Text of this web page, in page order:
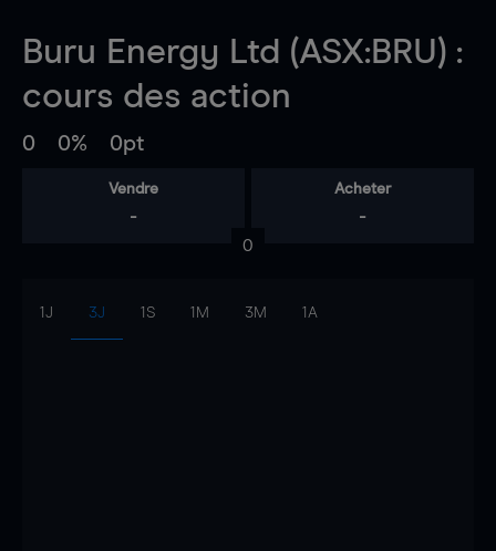
Buru Energy Ltd (ASX:BRU) :
cours des action
0 0% 0pt
Vendre
-
Acheter
-
0
1J 3J 1S 1M 3M 1A